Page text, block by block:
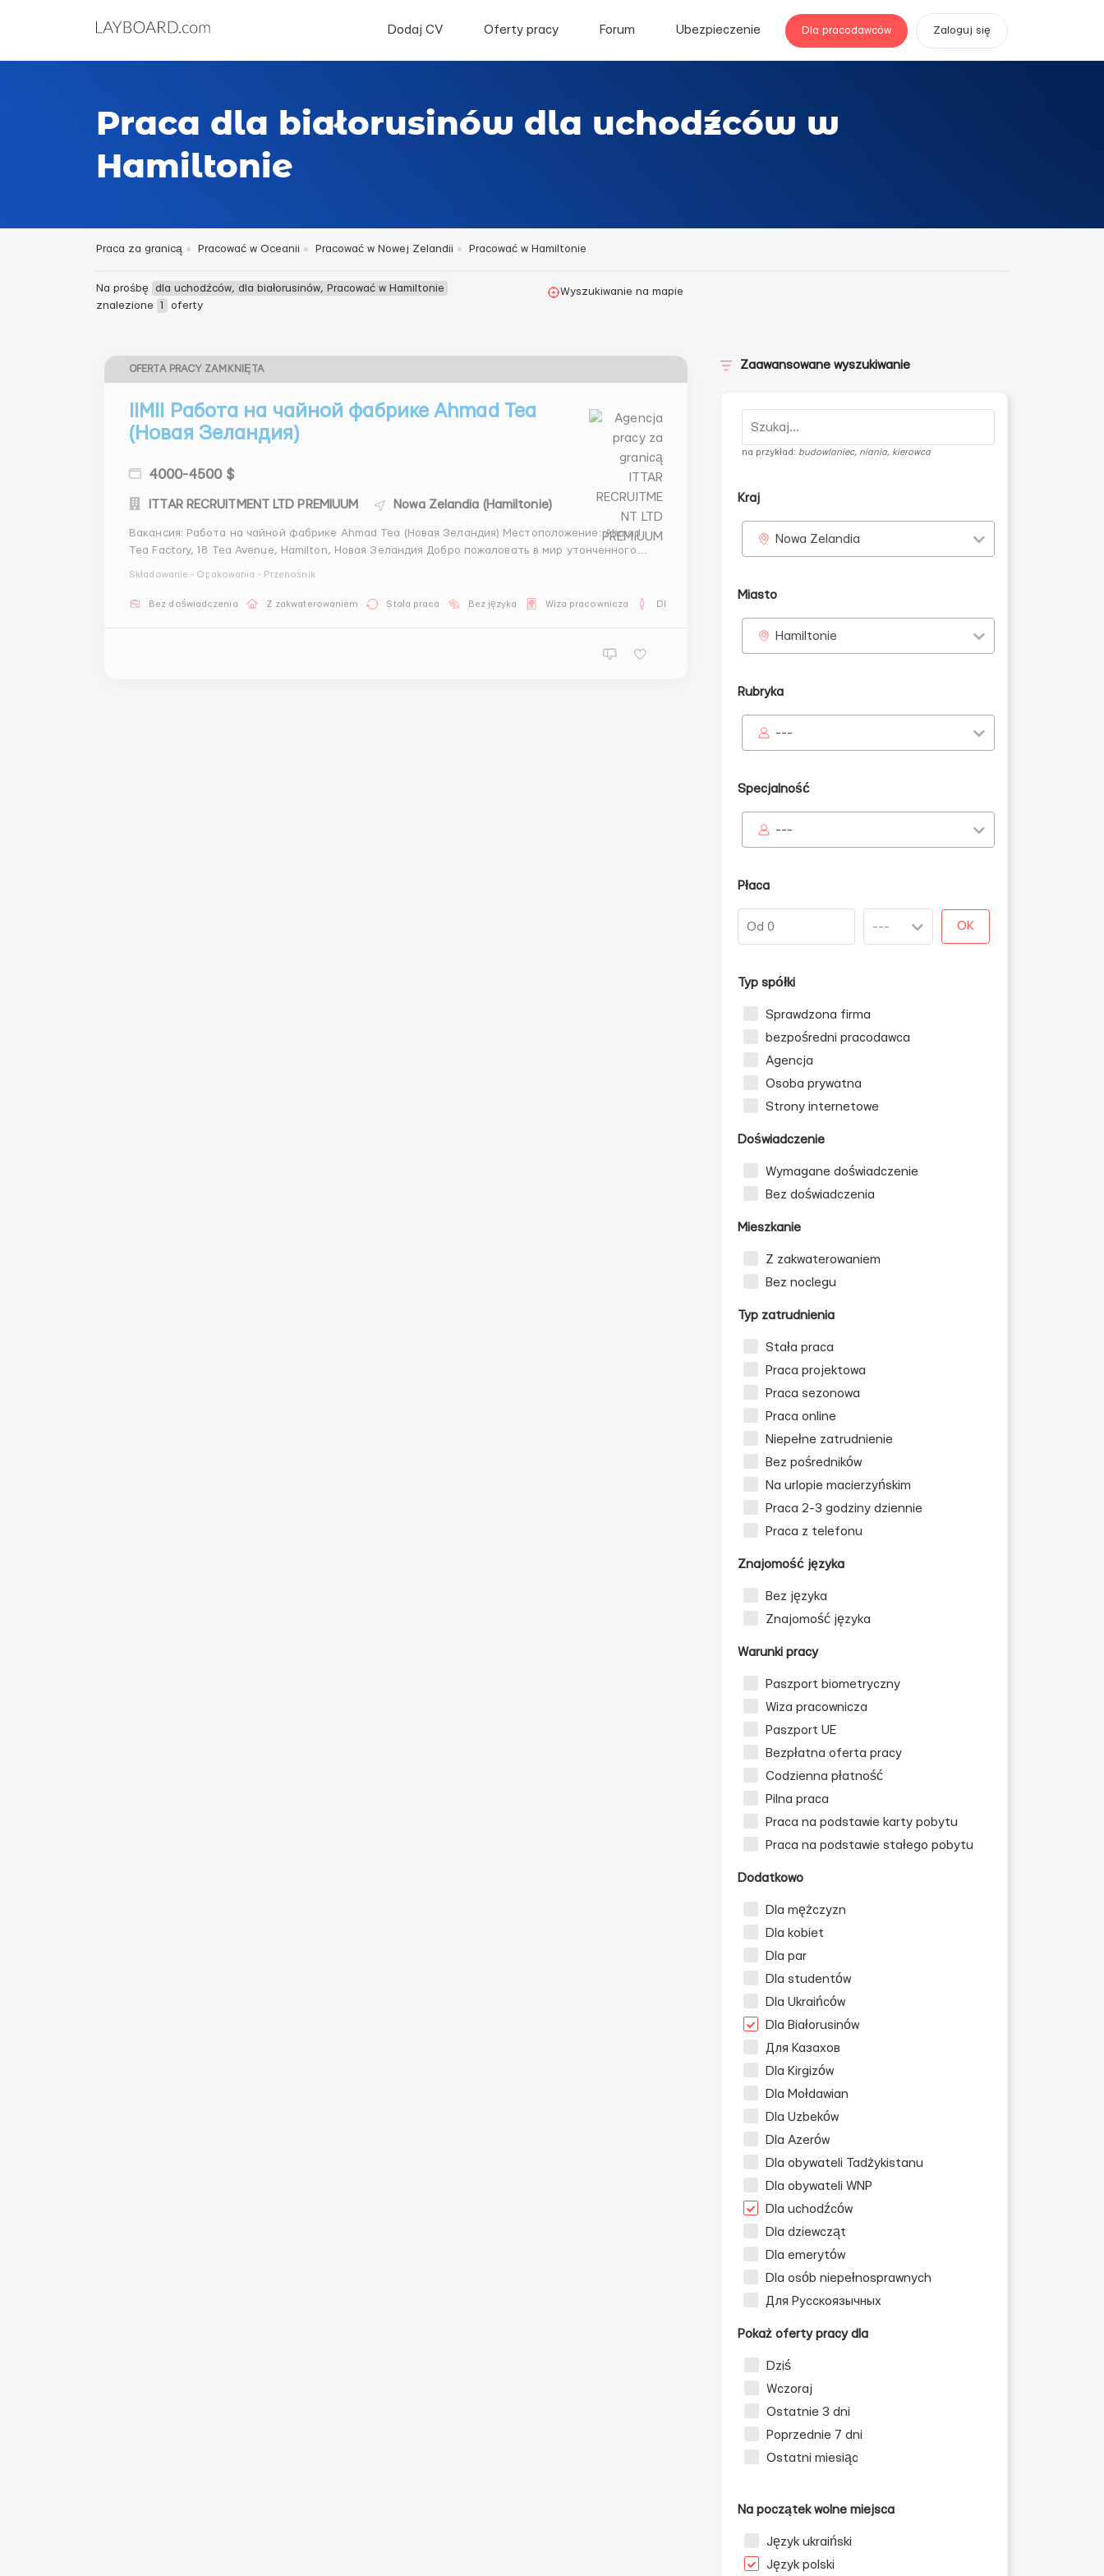
Dodaj CV Oferty pracy Forum Ubezpieczenie Dla pracodawców Zaloguj się
Praca dla białorusinów dla uchodźców w
Hamiltonie
Praca za granicą Pracować w Oceanii Pracować w Nowej Zelandii Pracować w Hamiltonie
Na prośbę dla uchodźców, dla białorusinów, Pracować w Hamiltonie
znalezione
1 oferty
Wyszukiwanie na mapie
OFERTA PRACY ZAMKNIĘTA
IIMII Работа на чайной фабрике Ahmad Tea
(Новая Зеландия)
4000-4500 $
ITTAR RECRUITMENT LTD PREMIUUM Nowa Zelandia (Hamiltonie)
Вакансия: Работа на чайной фабрике Ahmad Tea (Новая Зеландия) Местоположение: Ahmad
Tea Factory, 18 Tea Avenue, Hamilton, Новая Зеландия Добро пожаловать в мир утонченного
вкуса и традиций! Чайная фабрика Ahmad Tea, известная во всем мире своим качеством и
Składowanie - Opakowania - Przenośnik
Bez doświadczenia Z zakwaterowaniem Stała praca Bez języka Wiza pracownicza Dla mężczyzn
Zaawansowane wyszukiwanie
na przykład: budowlaniec, niania, kierowca
Kraj
Nowa Zelandia
Miasto
Hamiltonie
Rubryka
---
Specjalność
---
Płaca
OK
Typ spółki
Sprawdzona firma
bezpośredni pracodawca
Agencja
Osoba prywatna
Strony internetowe
Doświadczenie
Wymagane doświadczenie
Bez doświadczenia
Mieszkanie
Z zakwaterowaniem
Bez noclegu
Typ zatrudnienia
Stała praca
Praca projektowa
Praca sezonowa
Praca online
Niepełne zatrudnienie
Bez pośredników
Na urlopie macierzyńskim
Praca 2-3 godziny dziennie
Praca z telefonu
Znajomość języka
Bez języka
Znajomość języka
Warunki pracy
Paszport biometryczny
Wiza pracownicza
Paszport UE
Bezpłatna oferta pracy
Codzienna płatność
Pilna praca
Praca na podstawie karty pobytu
Praca na podstawie stałego pobytu
Dodatkowo
Dla mężczyzn
Dla kobiet
Dla par
Dla studentów
Dla Ukraińców
Dla Białorusinów
Для Казахов
Dla Kirgizów
Dla Mołdawian
Dla Uzbeków
Dla Azerów
Dla obywateli Tadżykistanu
Dla obywateli WNP
Dla uchodźców
Dla dziewcząt
Dla emerytów
Dla osób niepełnosprawnych
Для Русскоязычных
Pokaż oferty pracy dla
Dziś
Wczoraj
Ostatnie 3 dni
Poprzednie 7 dni
Ostatni miesiąc
Na początek wolne miejsca
Język ukraiński
Język polski